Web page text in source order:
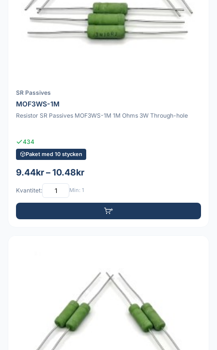
SR Passives
MOF3WS-1M
Resistor SR Passives MOF3WS-1M 1M Ohms 3W Through-hole
434
Paket med 10 stycken
9.44kr – 10.48kr
Kvantitet: Min: 1